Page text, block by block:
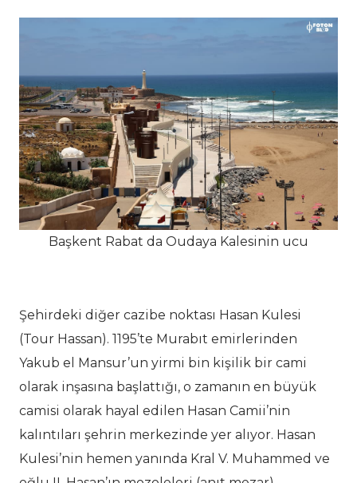
Başkent Rabat da Oudaya Kalesinin ucu
Şehirdeki diğer cazibe noktası Hasan Kulesi
(Tour Hassan). 1195’te Murabıt emirlerinden
Yakub el Mansur’un yirmi bin kişilik bir cami
olarak inşasına başlattığı, o zamanın en büyük
camisi olarak hayal edilen Hasan Camii’nin
kalıntıları şehrin merkezinde yer alıyor. Hasan
Kulesi’nin hemen yanında Kral V. Muhammed ve